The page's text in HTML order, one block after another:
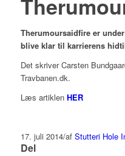
Therumoursaidfire er
blive klar til karrierens
Det skriver Carsten
Travbanen.dk.
Læs artiklen HER
17. juli 2014/af Stutteri Hole
Del